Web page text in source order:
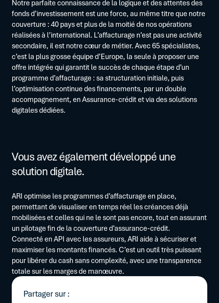
Notre parfaite connaissance de la logique et des attentes des
fonds d’investissement est une force, au même titre que notre
couverture : 40 pays et plus de la moitié de nos opérations
réalisées à l’international. L’affacturage n’est pas une activité
secondaire, il est notre cœur de métier. Avec 65 spécialistes,
c’est la plus grosse équipe d’Europe, la seule à proposer une
offre intégrée qui garantit le succès de chaque étape d’un
programme d’affacturage : sa structuration initiale, puis
l’optimisation continue des financements, par un double
accompagnement, en Assurance-crédit et via des solutions
digitales dédiées.
Vous avez également développé une
solution digitale.
ARI optimise les programmes d’affacturage en place,
permettant de visualiser en temps réel les créances déjà
mobilisées et celles qui ne le sont pas encore, tout en assurant
un pilotage fin de la couverture d’assurance-crédit.
Connecté en API avec les assureurs, ARI aide à sécuriser et
maximiser les montants financés. C’est un outil très puissant
pour libérer du cash sans complexité, avec une transparence
totale sur les marges de manœuvre.
Partager sur :